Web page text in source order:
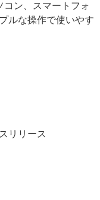
コン、スマートフォ
ルな操作で使いやす
リリース